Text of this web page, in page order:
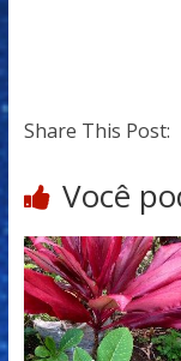
Share This Post:
Você